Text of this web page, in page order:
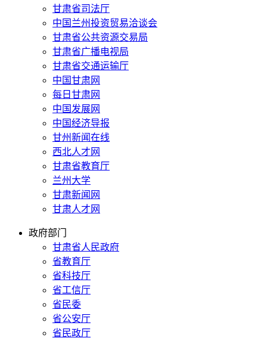
甘肃省司法厅
中国兰州投资贸易洽谈会
甘肃省公共资源交易局
甘肃省广播电视局
甘肃省交通运输厅
中国甘肃网
每日甘肃网
中国发展网
中国经济导报
甘州新闻在线
西北人才网
甘肃省教育厅
兰州大学
甘肃新闻网
甘肃人才网
政府部门
甘肃省人民政府
省教育厅
省科技厅
省工信厅
省民委
省公安厅
省民政厅